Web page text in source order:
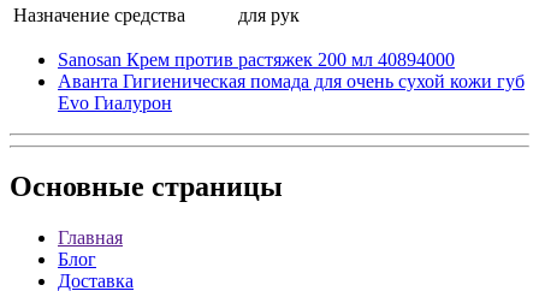
Назначение средства
для рук
Sanosan Крем против растяжек 200 мл 40894000
Аванта Гигиеническая помада для очень сухой кожи губ
Evo Гиалурон
Основные страницы
Главная
Блог
Доставка